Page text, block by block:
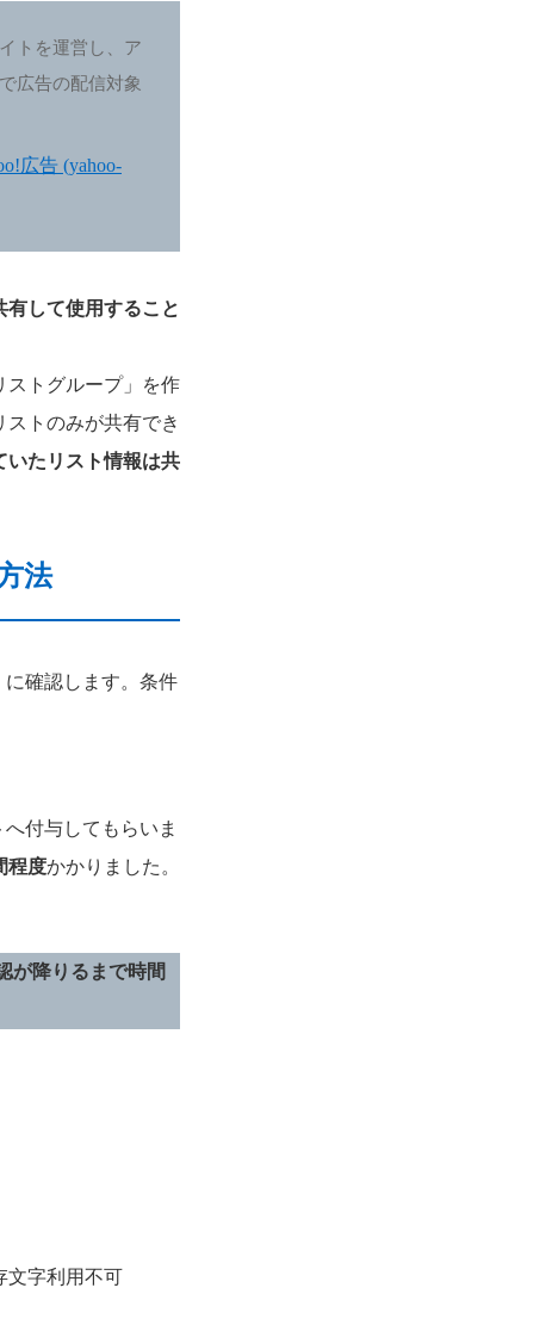
トを運営し、ア
広告の配信対象
広告 (yahoo-
有して使用すること
ストグループ」を作
トのみが共有でき
いたリスト情報は共
法
に確認します。条件
付与してもらいま
程度かかりました。
が降りるまで時間
文字利用不可